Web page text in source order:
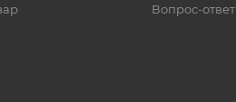
Вопрос-ответ